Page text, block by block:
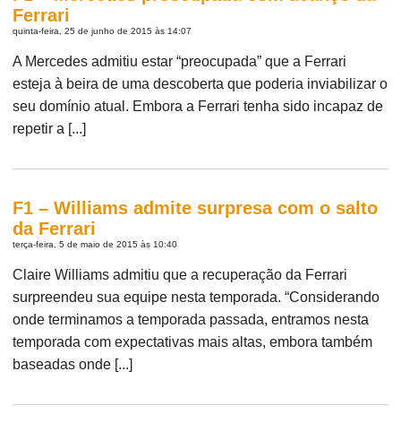
Ferrari
quinta-feira, 25 de junho de 2015 às 14:07
A Mercedes admitiu estar “preocupada” que a Ferrari
esteja à beira de uma descoberta que poderia inviabilizar o
seu domínio atual. Embora a Ferrari tenha sido incapaz de
repetir a [...]
F1 – Williams admite surpresa com o salto
da Ferrari
terça-feira, 5 de maio de 2015 às 10:40
Claire Williams admitiu que a recuperação da Ferrari
surpreendeu sua equipe nesta temporada. “Considerando
onde terminamos a temporada passada, entramos nesta
temporada com expectativas mais altas, embora também
baseadas onde [...]